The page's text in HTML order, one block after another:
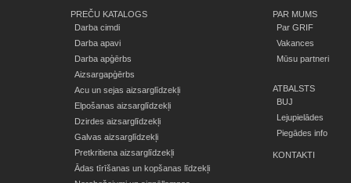
PREČU KATALOGS
Darba cimdi
Darba apavi
Darba apģērbs
Aizsargapģērbs
Acu un sejas aizsarglīdzekļi
Elpošanas aizsarglīdzekļi
Dzirdes aizsarglīdzekļi
Galvas aizsarglīdzekļi
Pretkritiena aizsarglīdzekļi
Ādas tīrīšanas un kopšanas līdzekļi
PAR MUMS
Par GRIF
Vakances
Mūsu partneri
ATBALSTS
BUJ
Lejupielādes
Piegādes info
KONTAKTI